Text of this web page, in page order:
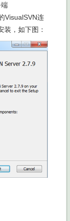
VisualSVN连
装，如下图：